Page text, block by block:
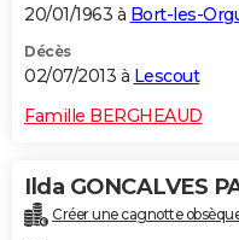
20/01/1963 à Bort-les-
Décès
02/07/2013 à Lescout
Famille BERGHEAUD
Ilda GONCALVES
Créer une cagnotte